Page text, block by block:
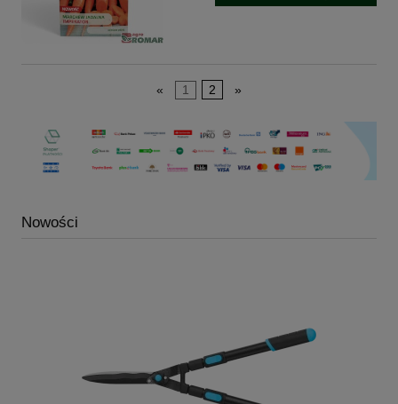
« 1 2 »
Nowości